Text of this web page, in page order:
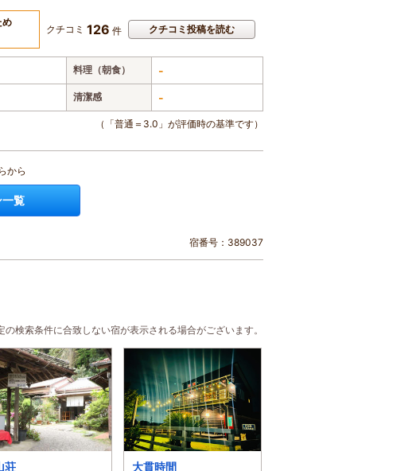
め
クチコミ 126 件 クチコミ投稿を読む
料理（朝食） -
清潔感 -
（「普通＝3.0」が評価時の基準です）
から
覧
宿番号：389037
の検索条件に合致しない宿が表示される場合がございます。
荘 大貫時間